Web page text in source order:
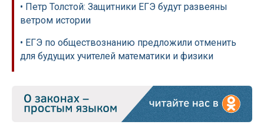
• Петр Толстой: Защитники ЕГЭ будут развеяны
ветром истории
• ЕГЭ по обществознанию предложили отменить
для будущих учителей математики и физики